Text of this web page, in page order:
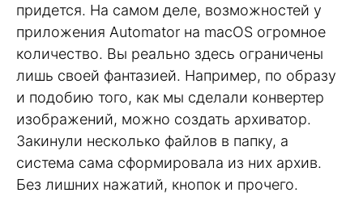
придется. На самом деле, возможностей у
приложения Automator на macOS огромное
количество. Вы реально здесь ограничены
лишь своей фантазией. Например, по образу
и подобию того, как мы сделали конвертер
изображений, можно создать архиватор.
Закинули несколько файлов в папку, а
система сама сформировала из них архив.
Без лишних нажатий, кнопок и прочего.